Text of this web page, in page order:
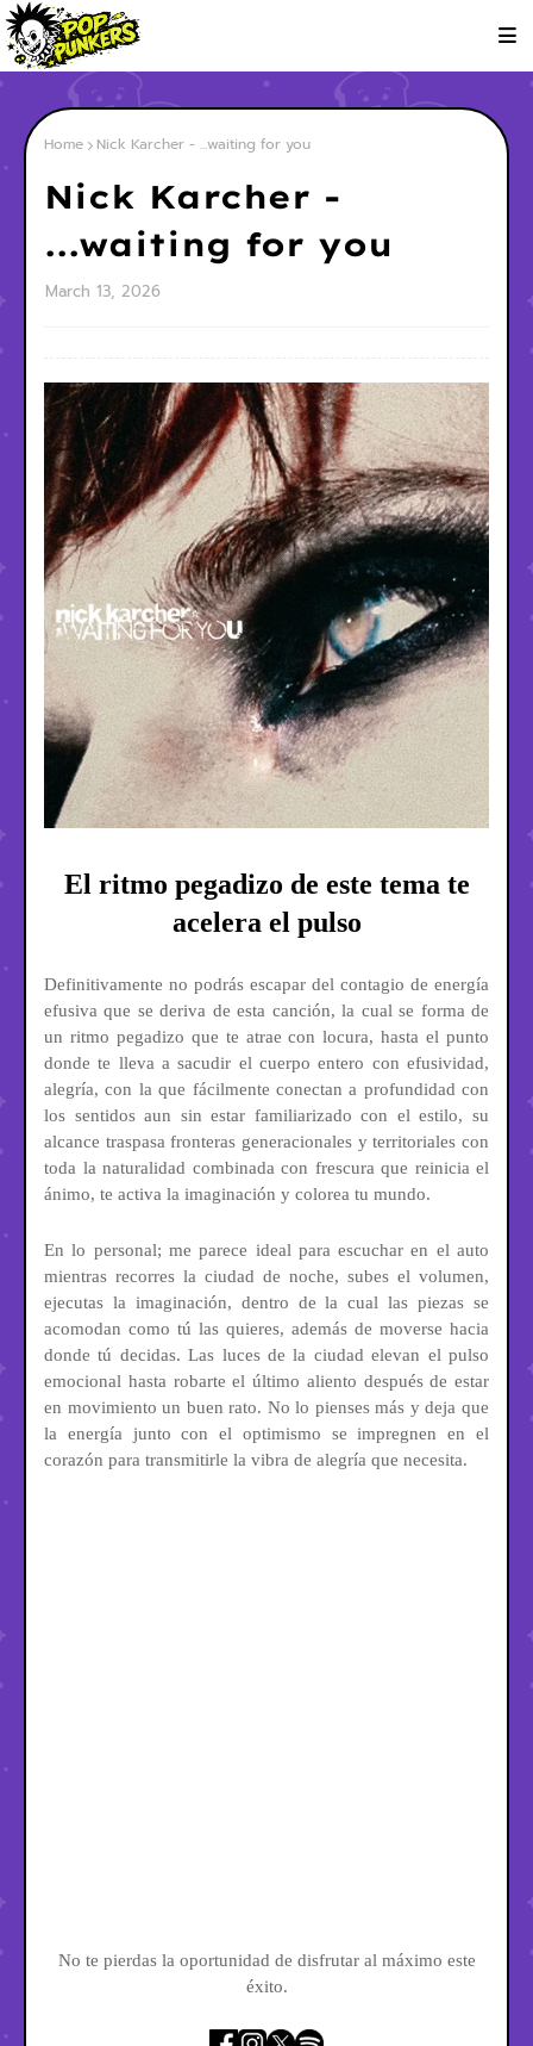
Home Nick Karcher - ...waiting for you
Nick Karcher -
...waiting for you
March 13, 2026
El ritmo pegadizo de este tema te
acelera el pulso
Definitivamente no podrás escapar del contagio de energía
efusiva que se deriva de esta canción, la cual se forma de
un ritmo pegadizo que te atrae con locura, hasta el punto
donde te lleva a sacudir el cuerpo entero con efusividad,
alegría, con la que fácilmente conectan a profundidad con
los sentidos aun sin estar familiarizado con el estilo, su
alcance traspasa fronteras generacionales y territoriales con
toda la naturalidad combinada con frescura que reinicia el
ánimo, te activa la imaginación y colorea tu mundo.
En lo personal; me parece ideal para escuchar en el auto
mientras recorres la ciudad de noche, subes el volumen,
ejecutas la imaginación, dentro de la cual las piezas se
acomodan como tú las quieres, además de moverse hacia
donde tú decidas. Las luces de la ciudad elevan el pulso
emocional hasta robarte el último aliento después de estar
en movimiento un buen rato. No lo pienses más y deja que
la energía junto con el optimismo se impregnen en el
corazón para transmitirle la vibra de alegría que necesita.
No te pierdas la oportunidad de disfrutar al máximo este
éxito.